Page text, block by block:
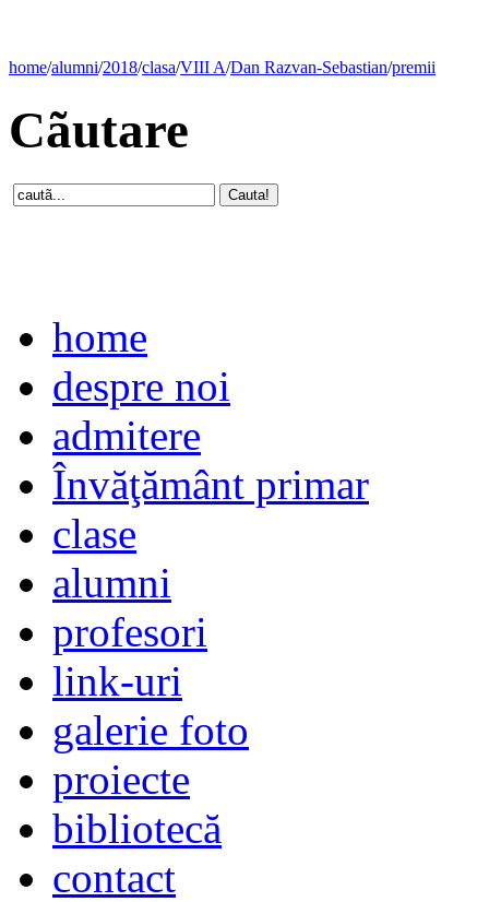
home/alumni/2018/clasa/VIII A/Dan Razvan-Sebastian/premii
Cãutare
home
despre noi
admitere
Învăţământ primar
clase
alumni
profesori
link-uri
galerie foto
proiecte
bibliotecă
contact